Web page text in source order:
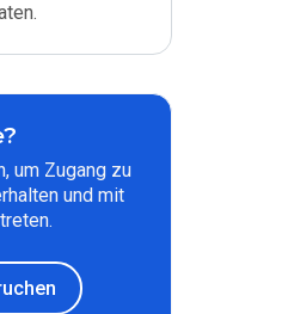
um Zugang zu
und mit